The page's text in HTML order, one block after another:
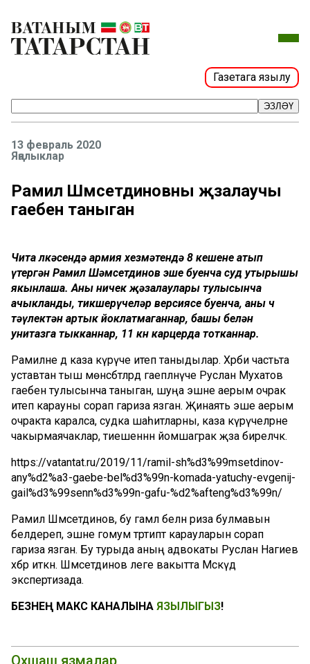
Газетага язылу
ЭЗЛӘҮ
13 февраль 2020
Яңалыклар
Рамил Шәмсетдиновны җәзалаучы
гаебен таныган
Чита өлкәсендә армия хезмәтендә 8 кешене атып
үтергән Рамил Шәмсетдинов эше буенча суд утырышы
якынлаша. Аны ничек җәзалаулары тулысынча
ачыкланды, тикшерүчеләр версиясе буенча, аны өч
тәүлектән артык йоклатмаганнар, башы белән
унитазга тыкканнар, 11 көн карцерда тотканнар.
Рамилне дә каза күрүче итеп таныдылар. Хәрби частьта
уставтан тыш мөнәсәбәтләрдә гаепләнүче Руслан Мухатов
гаебен тулысынча таныган, шуңа эшне аерым очрак
итеп карауны сорап гариза язган. Җинаять эше аерым
очракта каралса, судка шаһитларны, каза күрүчеләрне
чакырмаячаклар, тиешеннән йомшаграк җәза биреләчәк.
https://vatantat.ru/2019/11/ramil-sh%d3%99msetdinov-
any%d2%a3-gaebe-bel%d3%99n-komada-yatuchy-evgenij-
gail%d3%99senn%d3%99n-gafu-%d2%afteng%d3%99n/
Рамил Шәмсетдинов, бу гамәл белән риза булмавын
белдереп, эшне гомум тәртиптә карауларын сорап
гариза язган. Бу турыда аның адвокаты Руслан Нагиев
хәбәр иткән. Шәмсетдинов әлеге вакытта Мәскәүдә
экспертизада.
БЕЗНЕҢ МАКС КАНАЛЫНА ЯЗЫЛЫГЫЗ!